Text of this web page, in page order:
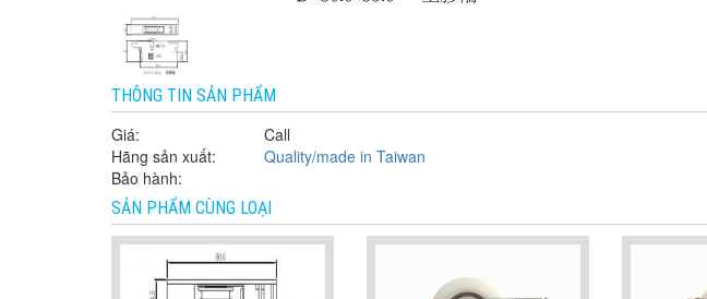
THÔNG TIN SẢN PHẨM
Giá:
Call
Hãng sản xuất:
Quality/made in Taiwan
Bảo hành:
SẢN PHẨM CÙNG LOẠI